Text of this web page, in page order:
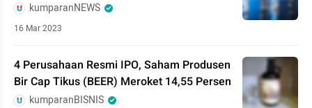
kumparanNEWS
16 Mar 2023
4 Perusahaan Resmi IPO, Saham Produsen
Bir Cap Tikus (BEER) Meroket 14,55 Persen
kumparanBISNIS